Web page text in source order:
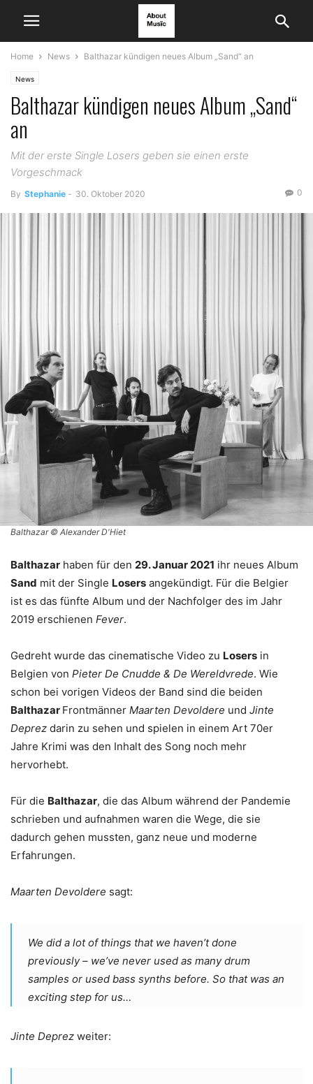
Home News Balthazar kündigen neues Album „Sand“ an
News
Balthazar kündigen neues Album „Sand“
an
Mit der erste Single Losers geben sie einen erste
Vorgeschmack
By Stephanie - 30. Oktober 2020 0
Balthazar © Alexander D'Hiet
Balthazar haben für den 29. Januar 2021 ihr neues Album
Sand mit der Single Losers angekündigt. Für die Belgier
ist es das fünfte Album und der Nachfolger des im Jahr
2019 erschienen Fever.
Gedreht wurde das cinematische Video zu Losers in
Belgien von Pieter De Cnudde & De Wereldvrede. Wie
schon bei vorigen Videos der Band sind die beiden
Balthazar Frontmänner Maarten Devoldere und Jinte
Deprez darin zu sehen und spielen in einem Art 70er
Jahre Krimi was den Inhalt des Song noch mehr
hervorhebt.
Für die Balthazar, die das Album während der Pandemie
schrieben und aufnahmen waren die Wege, die sie
dadurch gehen mussten, ganz neue und moderne
Erfahrungen.
Maarten Devoldere sagt:
We did a lot of things that we haven’t done
previously – we’ve never used as many drum
samples or used bass synths before. So that was an
exciting step for us…
Jinte Deprez weiter: